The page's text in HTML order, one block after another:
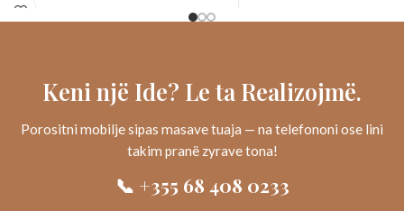
Keni një Ide? Le ta Realizojmë.
Porositni mobilje sipas masave tuaja — na telefononi ose lini
takim pranë zyrave tona!
📞 +355 68 408 0233